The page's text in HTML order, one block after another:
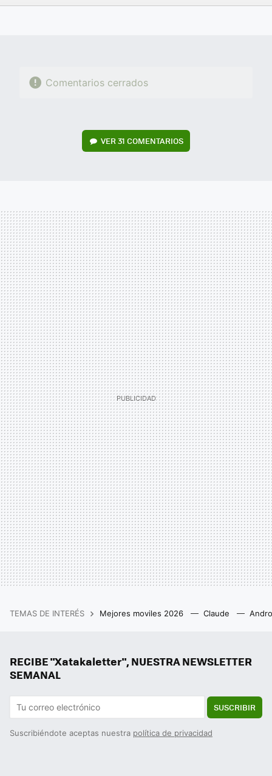
FACEBOOK
TWITTERFLIPBOARD
E-
WHATSAPP
Comentarios cerrados
VER31 COMENTARIOS
TEMAS DE INTERÉS Mejores moviles 2026 Claude
RECIBE "Xatakaletter", NUESTRA NEWSLETTER
SEMANAL
SUSCRIBIR
Suscribiéndote aceptas nuestra política de privacidad